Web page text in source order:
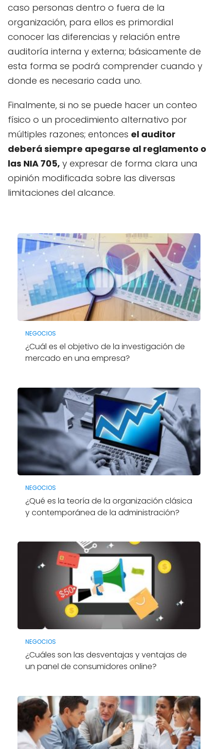
caso personas dentro o fuera de la
organización, para ellos es primordial
conocer las diferencias y relación entre
auditoría interna y externa; básicamente de
esta forma se podrá comprender cuando y
donde es necesario cada uno.
Finalmente, si no se puede hacer un conteo
físico o un procedimiento alternativo por
múltiples razones; entonces el auditor
deberá siempre apegarse al reglamento o
las NIA 705, y expresar de forma clara una
opinión modificada sobre las diversas
limitaciones del alcance.
NEGOCIOS
¿Cuál es el objetivo de la investigación de
mercado en una empresa?
NEGOCIOS
¿Qué es la teoría de la organización clásica
y contemporánea de la administración?
NEGOCIOS
¿Cuáles son las desventajas y ventajas de
un panel de consumidores online?